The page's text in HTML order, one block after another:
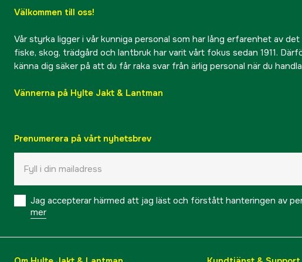
Välkommen till oss!
Vår styrka ligger i vår kunniga personal som har lång erfarenhet av det
fiske, skog, trädgård och lantbruk har varit vårt fokus sedan 1911.
känna dig säker på att du får raka svar från ärlig personal när du
Vännerna på Hylte Jakt & Lantman
Prenumerera på vårt nyhetsbrev
Jag accepterar härmed att jag läst och förstått hanteringen av
mer